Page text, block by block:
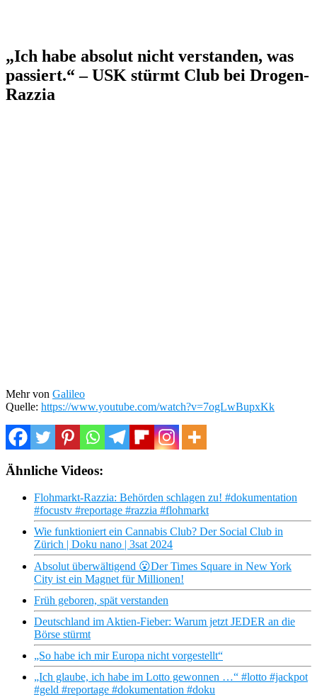
„Ich habe absolut nicht verstanden, was
passiert.“ – USK stürmt Club bei Drogen-
Razzia
Mehr von Galileo
Quelle: https://www.youtube.com/watch?v=7ogLwBupxKk
Ähnliche Videos:
Flohmarkt-Razzia: Behörden schlagen zu! #dokumentation
#focustv #reportage #razzia #flohmarkt
Wie funktioniert ein Cannabis Club? Der Social Club in
Zürich | Doku nano | 3sat 2024
Absolut überwältigend 😮Der Times Square in New York
City ist ein Magnet für Millionen!
Früh geboren, spät verstanden
Deutschland im Aktien-Fieber: Warum jetzt JEDER an die
Börse stürmt
„So habe ich mir Europa nicht vorgestellt“
„Ich glaube, ich habe im Lotto gewonnen …“ #lotto #jackpot
#geld #reportage #dokumentation #doku